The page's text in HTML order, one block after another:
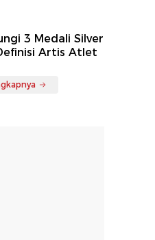
3 Medali Silver
Artis Atlet